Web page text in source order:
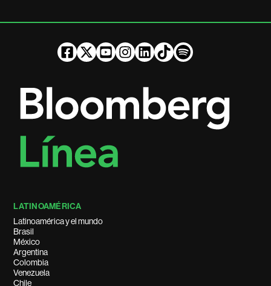
LATINOAMÉRICA
Latinoamérica y el mundo
Brasil
México
Argentina
Colombia
Venezuela
Chile